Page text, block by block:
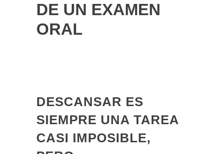
DE UN EXAMEN
ORAL
DESCANSAR ES
SIEMPRE UNA TAREA
CASI IMPOSIBLE,